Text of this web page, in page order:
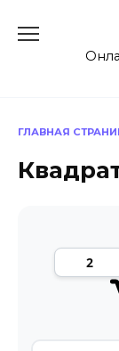
содержанию
ГЛАВНАЯ